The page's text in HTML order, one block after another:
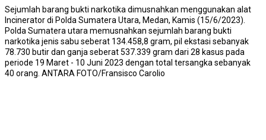
Sejumlah barang bukti narkotika dimusnahkan menggunakan alat
Incinerator di Polda Sumatera Utara, Medan, Kamis (15/6/2023).
Polda Sumatera utara memusnahkan sejumlah barang bukti
narkotika jenis sabu seberat 134.458,8 gram, pil ekstasi sebanyak
78.730 butir dan ganja seberat 537.339 gram dari 28 kasus pada
periode 19 Maret - 10 Juni 2023 dengan total tersangka sebanyak
40 orang. ANTARA FOTO/Fransisco Carolio